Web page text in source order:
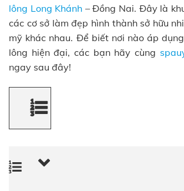
lông Long Khánh – Đồng Nai. Đây là
các cơ sở làm đẹp hình thành sở hữu
mỹ khác nhau. Để biết nơi nào áp
lông hiện đại, các bạn hãy cùng
ngay sau đây!